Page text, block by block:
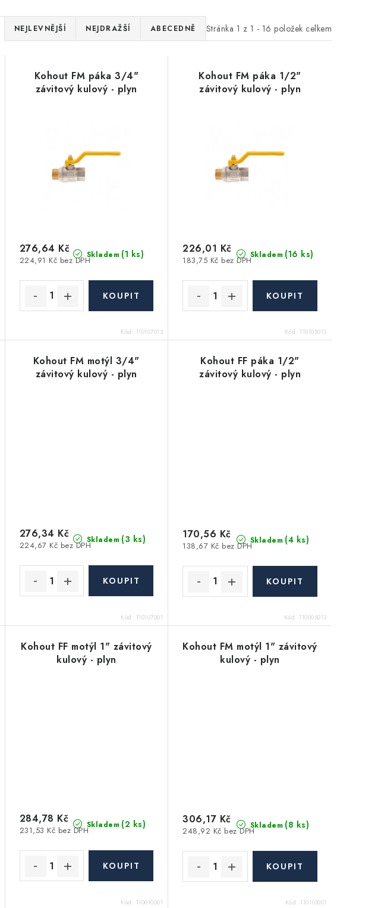
Stránka 1 z 1 - 16 položek celkem
NEJLEVNĚJŠÍ NEJDRAŽŠÍ ABECEDNĚ
Kohout FM páka 3/4"
závitový kulový - plyn
Skladem (1 ks)
224,91 Kč bez DPH
276,64 Kč
Kód: 110107013
Kohout FM páka 1/2"
závitový kulový - plyn
Skladem (16 ks)
183,75 Kč bez DPH
226,01 Kč
Kód: 110105013
Kohout FM motýl 3/4"
závitový kulový - plyn
Skladem (3 ks)
224,67 Kč bez DPH
276,34 Kč
Kód: 110107001
Kohout FF páka 1/2"
závitový kulový - plyn
Skladem (4 ks)
138,67 Kč bez DPH
170,56 Kč
Kód: 110005013
Kohout FF motýl 1" závitový
kulový - plyn
Skladem (2 ks)
231,53 Kč bez DPH
284,78 Kč
Kód: 110010001
Kohout FM motýl 1" závitový
kulový - plyn
Skladem (8 ks)
248,92 Kč bez DPH
306,17 Kč
Kód: 110110001